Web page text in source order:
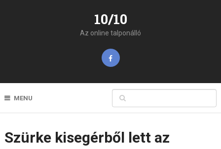
10/10
Az online talponálló
MENU
Szürke kisegérből lett az